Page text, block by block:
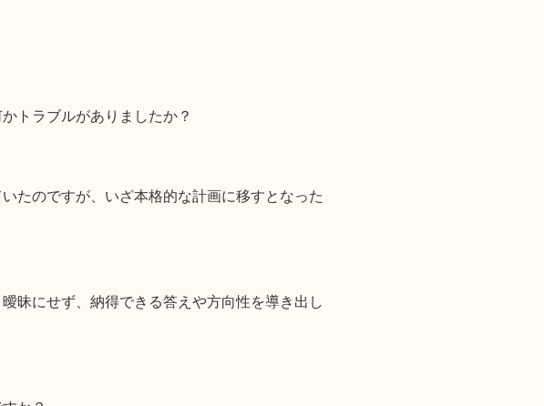
トラブルがありましたか？
たのですが、いざ本格的な計画に移すとなった
昧にせず、納得できる答えや方向性を導き出し